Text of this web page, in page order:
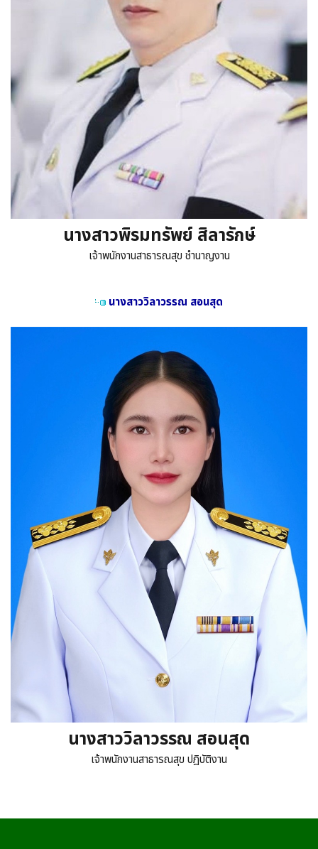
นางสาวพิรมทรัพย์ สิลารักษ์
เจ้าพนักงานสาธารณสุข ชำนาญงาน
นางสาววิลาวรรณ สอนสุด
นางสาววิลาวรรณ สอนสุด
เจ้าพนักงานสาธารณสุข ปฎิบัติงาน